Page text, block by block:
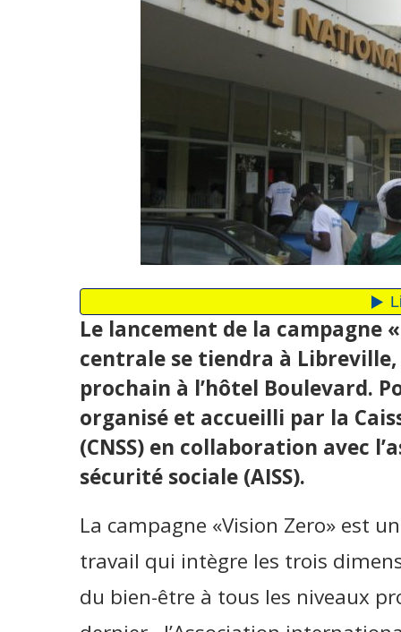
Le lancement de la campagne
centrale se tiendra à Libreville,
prochain à l’hôtel Boulevard.
organisé et accueilli par la
(CNSS) en collaboration avec
sécurité sociale (AISS).
La campagne «Vision Zero» est
travail qui intègre les trois
du bien-être à tous les niveaux